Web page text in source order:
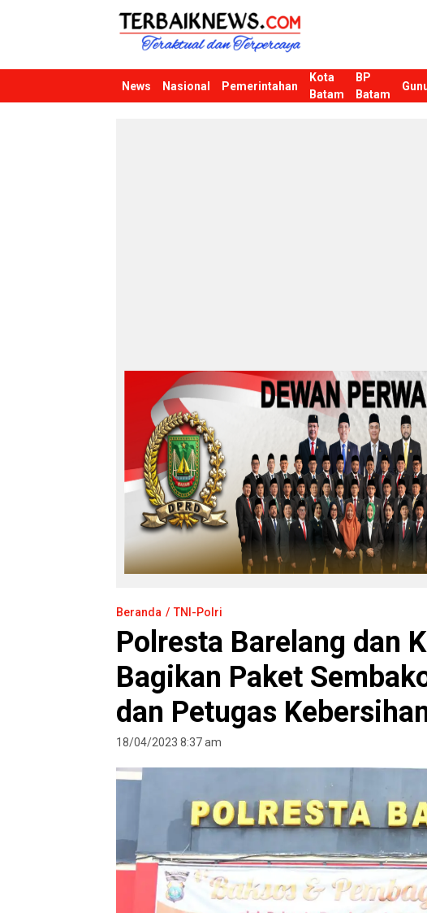
Terbaiknews
Teraktual dan Terpercaya
News Nasional Pemerintahan
Kota
Batam
BP
Batam
Beranda TNI-Polri
Polresta Barelang dan
Bagikan Paket
dan Petugas
18/04/2023 8:37 am